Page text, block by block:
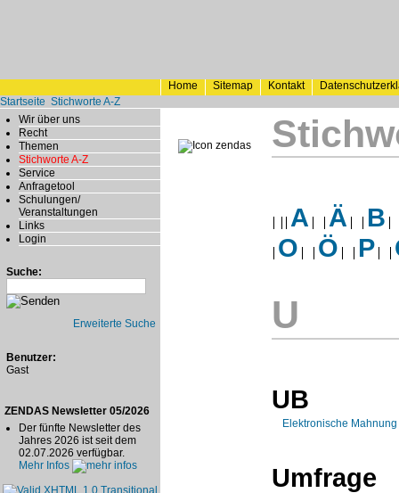
Home Sitemap Kontakt
Startseite Stichworte A-Z
Wir über uns
Recht
Themen
Stichworte A-Z
Service
Anfragetool
Schulungen/
Veranstaltungen
Links
Login
Suche:
Erweiterte Suche
Benutzer:
Gast
ZENDAS Newsletter 05/2026
Der fünfte Newsletter des
Jahres 2026 ist seit dem
02.07.2026 verfügbar.
Mehr Infos
A Ä
B
O
Ö P
U
UB
Elektronische
Umfrage